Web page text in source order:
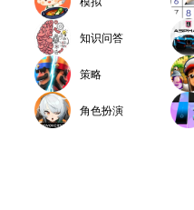
知识问答
策略
角色扮演